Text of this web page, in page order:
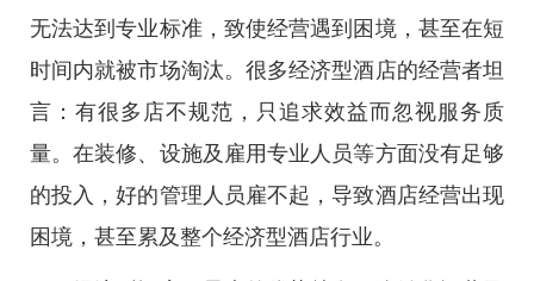
无法达到专业标准，致使经营遇到困境，甚至在短
时间内就被市场淘汰。很多经济型酒店的经营者坦
言：有很多店不规范，只追求效益而忽视服务质
量。在装修、设施及雇用专业人员等方面没有足够
的投入，好的管理人员雇不起，导致酒店经营出现
困境，甚至累及整个经济型酒店行业。